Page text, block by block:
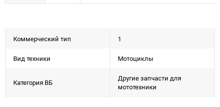
Коммерческий тип 1
Вид техники Мотоциклы
Категория ВБ
Другие запчасти для
мототехники